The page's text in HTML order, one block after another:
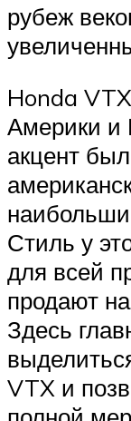
рубеж
Honda
Америки и
акцент
Стиль у
для всей
продают
Здесь
VTX и